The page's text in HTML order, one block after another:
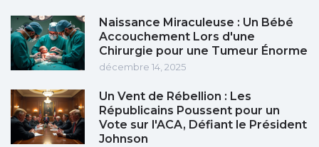
Naissance Miraculeuse : Un Bébé
Accouchement Lors d'une
Chirurgie pour une Tumeur Énorme
décembre 14, 2025
Un Vent de Rébellion : Les
Républicains Poussent pour un
Vote sur l'ACA, Défiant le Président
Johnson